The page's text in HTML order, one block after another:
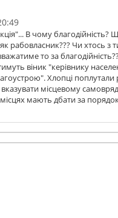
В чому благодійність?
рабовласник??? Чи хтось з
то за
віник "керівнику
Хлопці поплутали
місцевому
мають дбати за